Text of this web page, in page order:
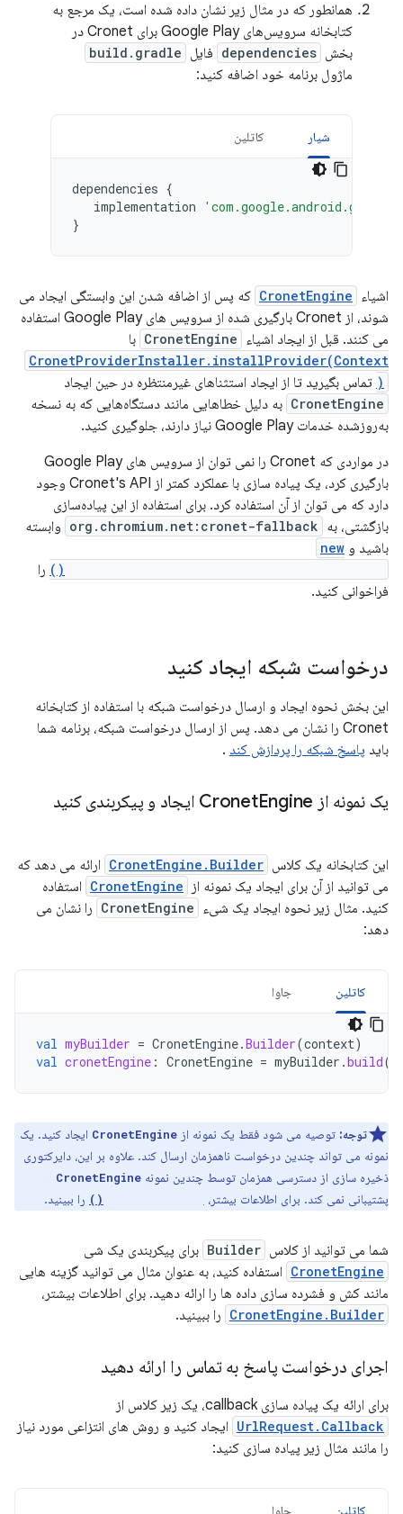
همانطور که در مثال زیر نشان داده شده است، یک مرجع به
کتابخانه سرویس‌های Google Play برای Cronet در
بخش dependencies فایل build.gradle
ماژول برنامه خود اضافه کنید:
شیار کاتلین
dependencies {
implementation
}
اشیاء CronetEngine که پس از اضافه شدن این وابستگی ایجاد می
شوند، از Cronet بارگیری شده از سرویس های Google Play استفاده
می کنند. قبل از ایجاد اشیاء CronetEngine با
CronetProviderInstaller.installProvider(Context
) تماس بگیرید تا از ایجاد استثناهای غیرمنتظره در حین ایجاد
CronetEngine به دلیل خطاهایی مانند دستگاه‌هایی که به نسخه
به‌روزشده خدمات Google Play نیاز دارند، جلوگیری کنید.
در مواردی که Cronet را نمی توان از سرویس های Google Play
بارگیری کرد، یک پیاده سازی با عملکرد کمتر از Cronet's API وجود
دارد که می توان از آن استفاده کرد. برای استفاده از این پیاده‌سازی
بازگشتی، به org.chromium.net:cronet-fallback وابسته
باشید و new
را
فراخوانی کنید.
درخواست شبکه ایجاد کنید
این بخش نحوه ایجاد و ارسال درخواست شبکه با استفاده از کتابخانه
Cronet را نشان می دهد. پس از ارسال درخواست شبکه، برنامه شما
باید پاسخ شبکه را پردازش کند .
یک نمونه از Cronet Engine ایجاد و پیکربندی کنید
این کتابخانه یک کلاس CronetEngine.Builder ارائه می دهد که
می توانید از آن برای ایجاد یک نمونه از
CronetEngine استفاده
کنید. مثال زیر نحوه ایجاد یک شیء CronetEngine را نشان می
دهد:
کاتلین جاوا
val myBuilder = CronetEngine.Builder(context)
val cronetEngine : CronetEngine = myBuilder .build()
توجه: توصیه می شود فقط یک نمونه از CronetEngine ایجاد کنید. یک
نمونه می تواند چندین درخواست ناهمزمان ارسال کند. علاوه بر این، دایرکتوری
ذخیره سازی از دسترسی همزمان توسط چندین نمونه CronetEngine
پشتیبانی نمی کند. برای اطلاعات بیشتر، را ببینید.
شما می توانید از کلاس Builder برای پیکربندی یک شی
CronetEngine استفاده کنید، به عنوان مثال می توانید گزینه هایی
مانند کش و فشرده سازی داده ها را ارائه دهید. برای اطلاعات بیشتر،
CronetEngine.Builder را ببینید.
اجرای درخواست پاسخ به تماس را ارائه دهید
برای ارائه یک پیاده سازی callback، یک زیر کلاس از
UrlRequest.Callback ایجاد کنید و روش های انتزاعی مورد نیاز
را مانند مثال زیر پیاده سازی کنید:
کاتلین جاوا